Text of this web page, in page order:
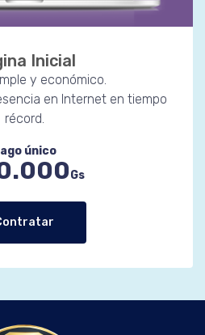
Inicial
y económico.
en Internet en tiempo
récord.
único
Gs